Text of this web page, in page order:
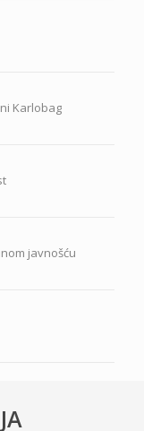
Karlobag
javnošću